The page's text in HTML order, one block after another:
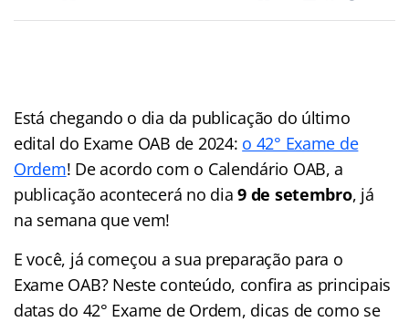
Está chegando o dia da publicação do último
edital do Exame OAB de 2024: o 42° Exame de
Ordem! De acordo com o Calendário OAB, a
publicação acontecerá no dia9 de setembro, já
na semana que vem!
E você, já começou a sua preparação para o
Exame OAB? Neste conteúdo, confira as principais
datas do 42° Exame de Ordem, dicas de como se